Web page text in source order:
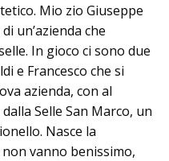
Mio zio Giuseppe
un’azienda che
In gioco ci sono due
e Francesco che si
azienda, con al
Selle San Marco, un
Nasce la
non vanno benissimo,